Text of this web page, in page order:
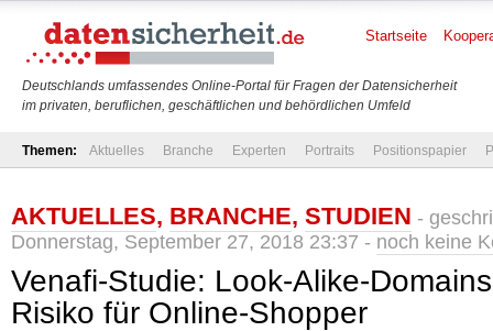
Deutschlands umfassendes Online-Portal für Fragen der Datensicherheit
im privaten, beruflichen, geschäftlichen und behördlichen Umfeld
Startseite
Themen: Aktuelles Branche Experten Portraits Positionspapier
AKTUELLES, BRANCHE, STUDIEN -
Donnerstag, September 27, 2018 23:37 - noch keine
Venafi-Studie: Look-Alike-
Risiko für Online-Shopper